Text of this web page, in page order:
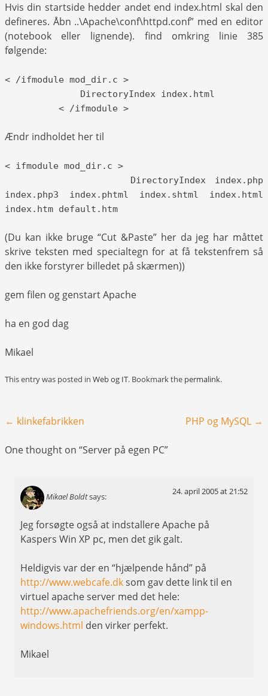
Hvis din startside hedder andet end index.html skal den
defineres. Åbn ..\Apache\conf\httpd.conf” med en editor
(notebook eller lignende). find omkring linie 385
følgende:
< /ifmodule mod_dir.c >
DirectoryIndex index.html
< /ifmodule >
Ændr indholdet her til
< ifmodule mod_dir.c >
DirectoryIndex index.php
index.php3 index.phtml index.shtml index.html
index.htm default.htm
(Du kan ikke bruge “Cut &Paste” her da jeg har måttet
skrive teksten med specialtegn for at få tekstenfrem så
den ikke forstyrer billedet på skærmen))
gem filen og genstart Apache
ha en god dag
Mikael
This entry was posted in Web og IT. Bookmark the permalink.
Post navigation
← klinkefabrikken PHP og MySQL →
One thought on “Server på egen PC”
Mikael Boldtsays:
24. april 2005 at 21:52
Jeg forsøgte også at indstallere Apache på
Kaspers Win XP pc, men det gik galt.
Heldigvis var der en “hjælpende hånd” på
http://www.webcafe.dksom gav dette link til en
virtuel apache server med det hele:
http://www.apachefriends.org/en/xampp-
windows.html den virker perfekt.
Mikael